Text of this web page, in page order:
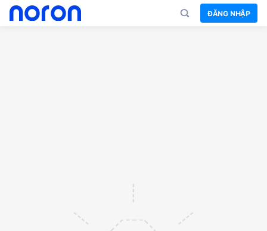
ĐĂNG NHẬP